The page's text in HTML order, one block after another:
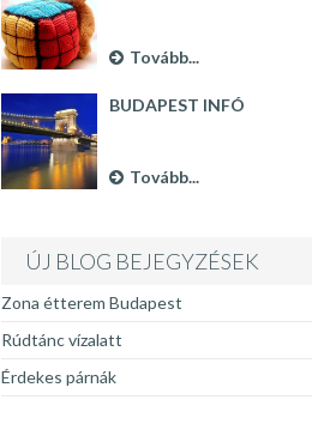
Tovább...
BUDAPEST INFÓ
Tovább...
ÚJ BLOG BEJEGYZÉSEK
Zona étterem Budapest
Rúdtánc vízalatt
Érdekes párnák